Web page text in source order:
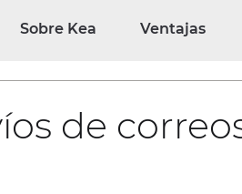
Sobre Kea Ventajas
de